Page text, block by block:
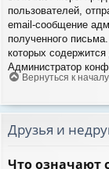
пользователей,
email-сообщение
полученного
которых
Администратор
Вернуться к началу
Друзья и
Что означают